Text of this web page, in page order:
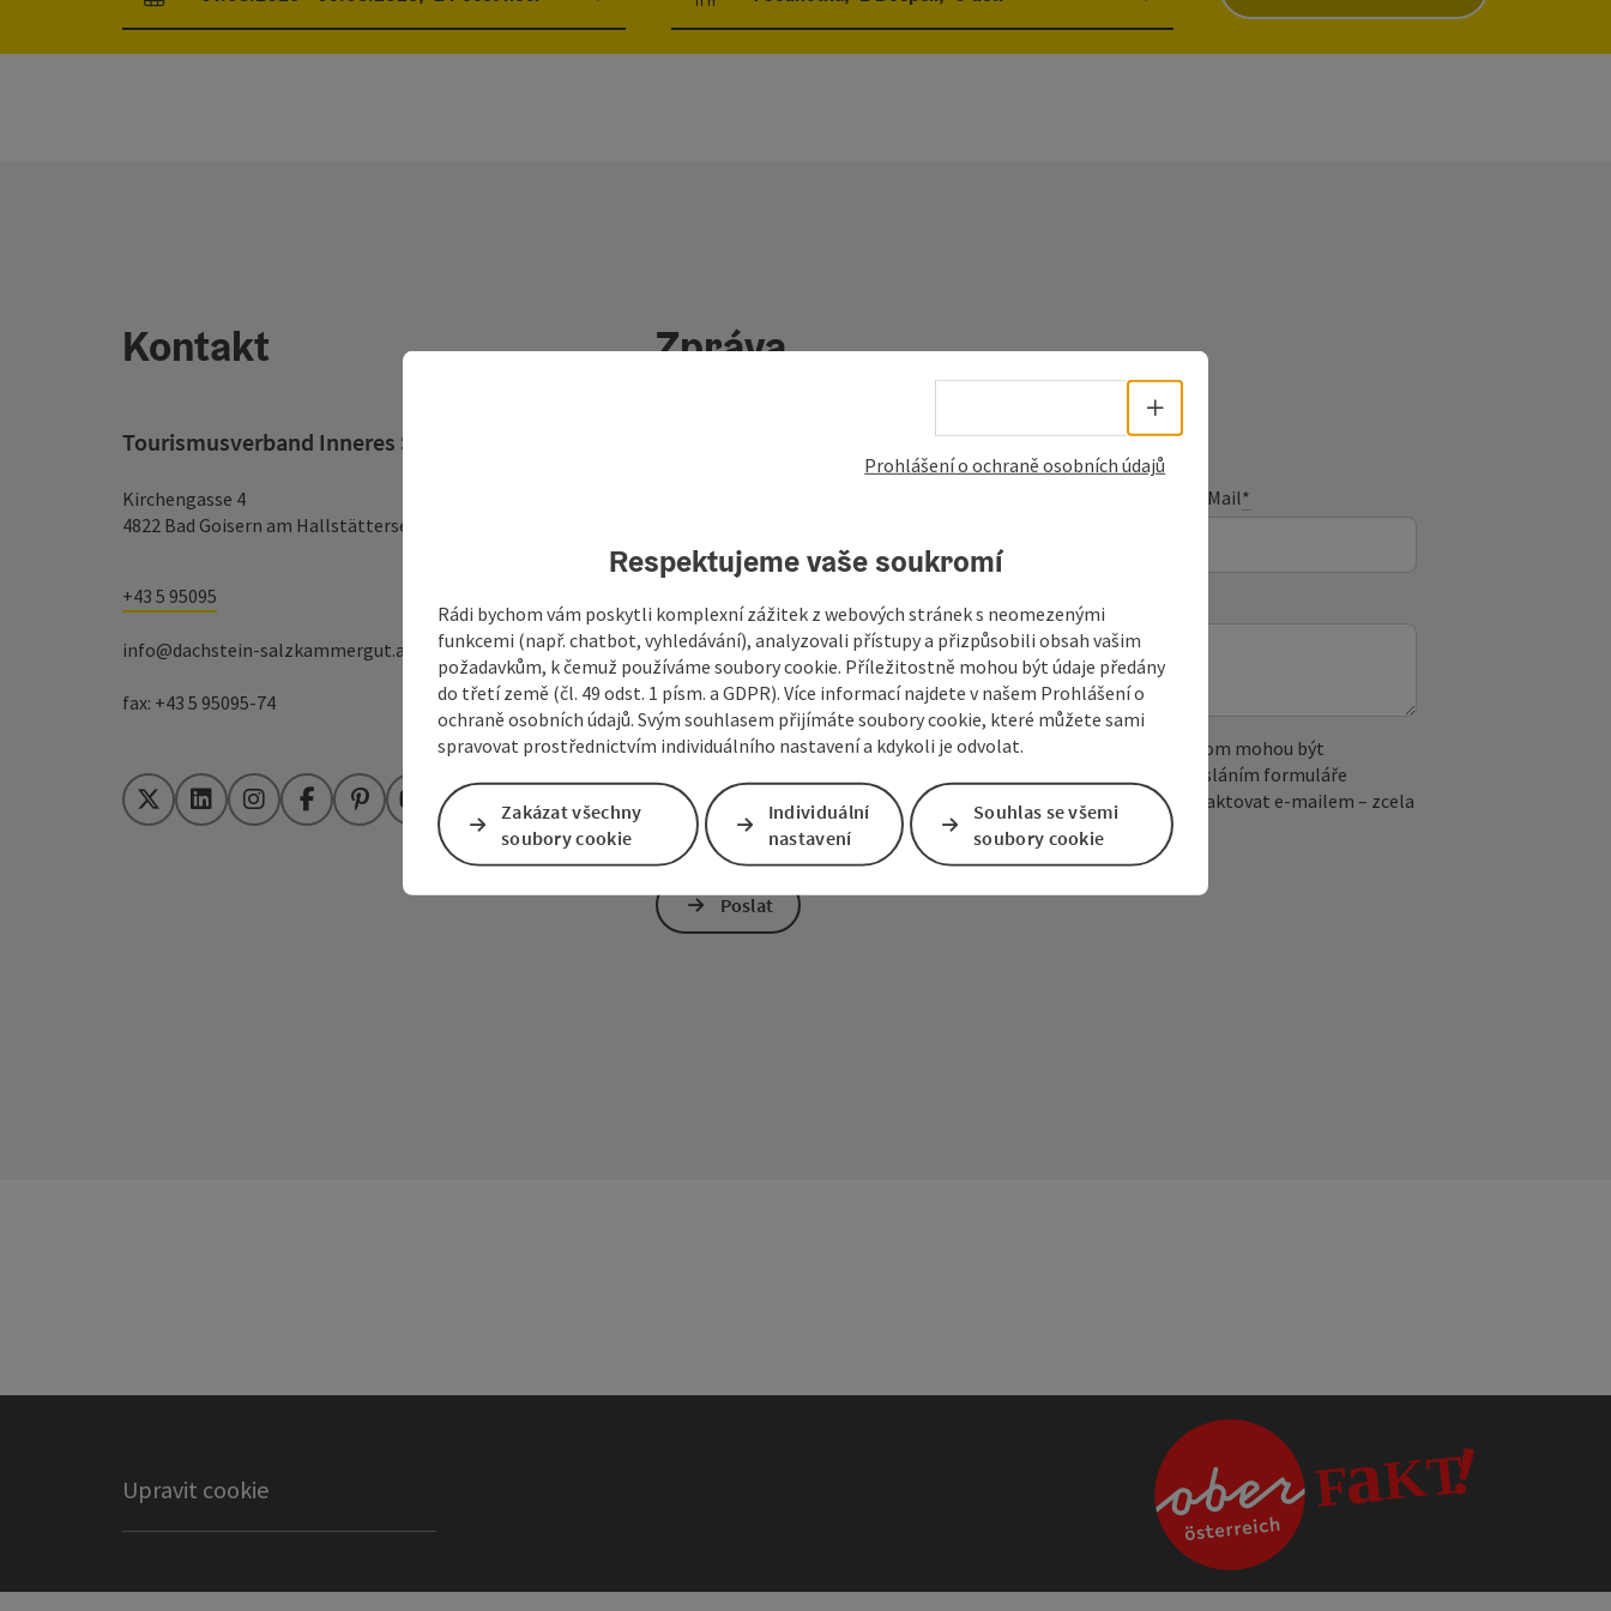
Pole příjezdu a odjezdu Počet jednotek a polí pro osoby
Kontakt
Tourismusverband Inneres Salzkammergut
Kirchengasse 4
4822 Bad Goisern am Hallstättersee
+43 5 95095
info@dachstein-salzkammergut.at
fax: +43 5 95095-74
TwitterLinkedInInstagramFacebookPinterestYouTube
Zpráva
E-Mail*
nezávazná poptávka
Pro ochranu proti spamu je používán Google reCAPTCHA. Při tom mohou být
společnosti Google předána osobní data (např. IP adresa). Odesláním formuláře
přijímáte potřebné cookies. Případně nás můžete kdykoli kontaktovat e‑mailem – zcela
bez reCAPTCHA.
Poslat
Upravit cookie
Volba jazyka - Otevřít menu
Prohlášení o ochraně osobních údajů
Respektujeme vaše soukromí
Rádi bychom vám poskytli komplexní zážitek z webových stránek s neomezenými
funkcemi (např. chatbot, vyhledávání), analyzovali přístupy a přizpůsobili obsah vašim
požadavkům, k čemuž používáme soubory cookie. Příležitostně mohou být údaje předány
do třetí země (čl. 49 odst. 1 písm. a GDPR). Více informací najdete v našem Prohlášení o
ochraně osobních údajů. Svým souhlasem přijímáte soubory cookie, které můžete sami
spravovat prostřednictvím individuálního nastavení a kdykoli je odvolat.
Zakázat všechny
soubory cookie
Individuální
nastavení
Souhlas se všemi
soubory cookie